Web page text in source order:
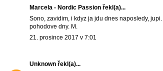
Marcela - Nordic Passion řekl(a)...
Sono, zavidim, i kdyz ja jdu dnes naposledy,
pohodove dny. M.
21. prosince 2017 v 7:01
Unknown řekl(a)...